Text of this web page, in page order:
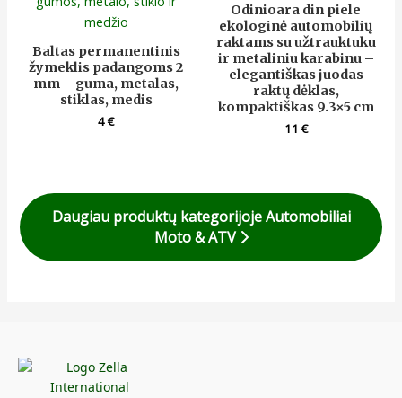
Baltas permanentinis
žymeklis padangoms 2
mm – guma, metalas,
stiklas, medis
4€
Odinioara din piele
ekologinė automobilių
raktams su užtrauktuku
ir metaliniu karabinu –
elegantiškas juodas
raktų dėklas,
kompaktiškas 9.3×5 cm
11€
Daugiau produktų kategorijoje Automobiliai
Moto & ATV